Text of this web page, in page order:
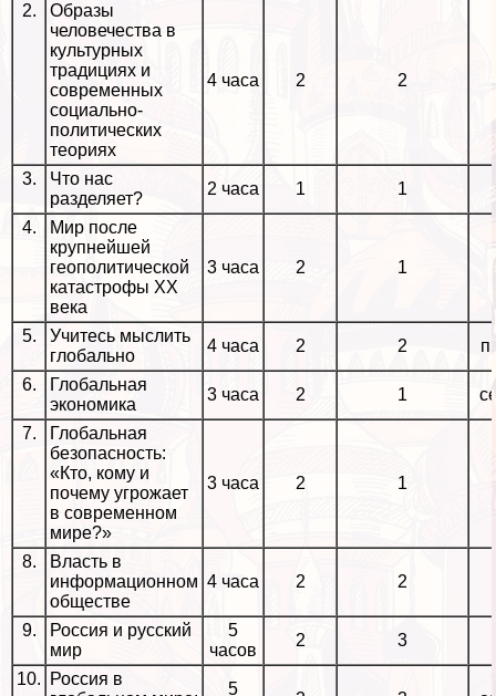
2.
Образы
человечества в
культурных
традициях и
современных
социально-
политических
теориях
4 часа 2 2
3.
Что нас
разделяет?
2 часа 1 1
4.
Мир после
крупнейшей
геополитической
катастрофы ХХ
века
3 часа 2 1
5.
Учитесь мыслить
глобально
4 часа 2 2
6.
Глобальная
экономика
3 часа 2 1
7.
Глобальная
безопасность:
«Кто, кому и
почему угрожает
в современном
мире?»
3 часа 2 1
8.
Власть в
информационном
обществе
4 часа 2 2
9.
Россия и русский
мир
5
часов
2 3
10.
Россия в
5